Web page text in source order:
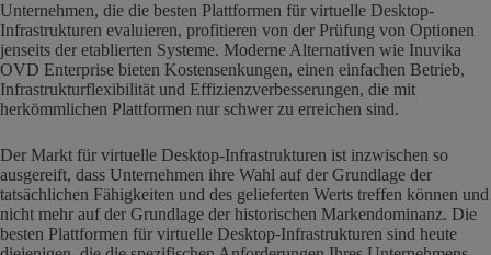
Unternehmen, die die besten Plattformen für virtuelle Desktop-
Infrastrukturen evaluieren, profitieren von der Prüfung von Optionen
jenseits der etablierten Systeme. Moderne Alternativen wie Inuvika
OVD Enterprise bieten Kostensenkungen, einen einfachen Betrieb,
Infrastrukturflexibilität und Effizienzverbesserungen, die mit
herkömmlichen Plattformen nur schwer zu erreichen sind.
Der Markt für virtuelle Desktop-Infrastrukturen ist inzwischen so
ausgereift, dass Unternehmen ihre Wahl auf der Grundlage der
tatsächlichen Fähigkeiten und des gelieferten Werts treffen können und
nicht mehr auf der Grundlage der historischen Markendominanz. Die
besten Plattformen für virtuelle Desktop-Infrastrukturen sind heute